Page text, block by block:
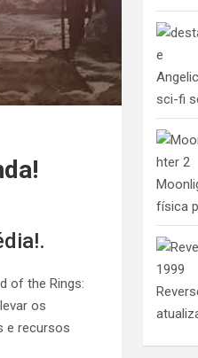
of the Rings:
os
e recursos
sci-fi
física